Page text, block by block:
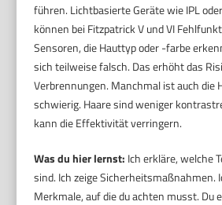
führen. Lichtbasierte Geräte wie IPL
können bei Fitzpatrick V und VI
Sensoren, die Hauttyp oder -farbe
sich teilweise falsch. Das erhöht das
Verbrennungen. Manchmal ist auch die
schwierig. Haare sind weniger
kann die Effektivität verringern.
Was du hier lernst: Ich erkläre, welche
sind. Ich zeige Sicherheitsmaßnahmen.
Merkmale, auf die du achten musst. Du